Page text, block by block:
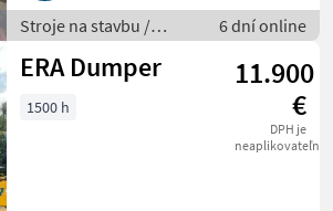
Stroje na stavbu /
Sklápacie vozidlo
6 dní online
ERA Dumper
11.900
€
DPH je
neaplikovateľné
1500 h